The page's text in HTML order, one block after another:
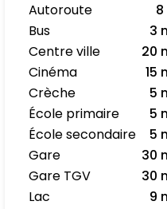
Autoroute
Bus
3
Centre ville
20
Cinéma
15
Crèche
5
École primaire
5
École secondaire
5
Gare
30
Gare TGV
30
Lac
9